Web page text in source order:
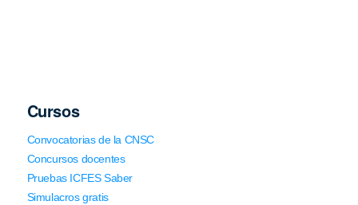
Cursos
Convocatorias de la CNSC
Concursos docentes
Pruebas ICFES Saber
Simulacros gratis